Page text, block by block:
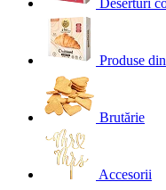
Deserturi
Produse
Brutărie
Accesorii